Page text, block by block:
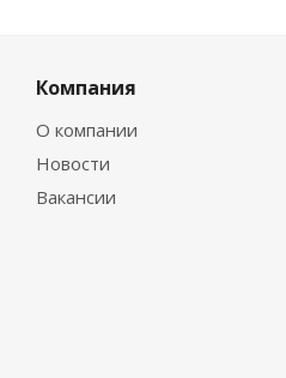
Компания
О компании
Новости
Вакансии